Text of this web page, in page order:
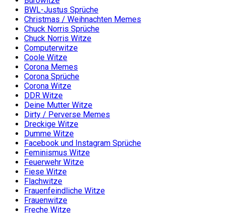
BWL-Justus Sprüche
Christmas / Weihnachten Memes
Chuck Norris Sprüche
Chuck Norris Witze
Computerwitze
Coole Witze
Corona Memes
Corona Sprüche
Corona Witze
DDR Witze
Deine Mutter Witze
Dirty / Perverse Memes
Dreckige Witze
Dumme Witze
Facebook und Instagram Sprüche
Feminismus Witze
Feuerwehr Witze
Fiese Witze
Flachwitze
Frauenfeindliche Witze
Frauenwitze
Freche Witze